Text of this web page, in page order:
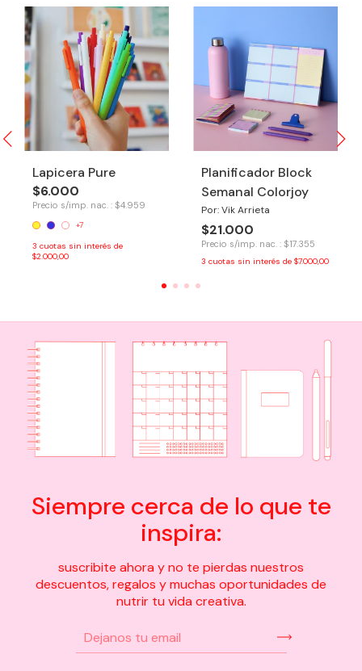
Lapicera Pure
$6.000
Precio s/imp. nac. : $4.959
+7
3 cuotas sin interés de
$2.000,00
Planificador Block
Semanal Colorjoy
Por: Vik Arrieta
$21.000
Precio s/imp. nac. : $17.355
3 cuotas sin interés de $7.000,00
Siempre cerca de lo que te
inspira:
suscribite ahora y no te pierdas nuestros
descuentos, regalos y muchas oportunidades de
nutrir tu vida creativa.